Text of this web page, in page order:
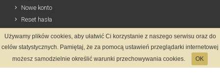
Nowe konto
Reset hasła
Informacje
Regulamin
Używamy plików cookies, aby ułatwić Ci korzystanie z naszego serwisu oraz do
celów statystycznych. Pamiętaj, że za pomocą ustawień przeglądarki internetowej
możesz samodzielnie określić warunki przechowywania cookies.
OK